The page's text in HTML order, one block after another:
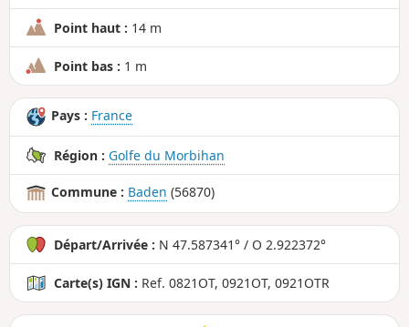
Point haut : 14 m
Point bas : 1 m
Pays : France
Région : Golfe du Morbihan
Commune : Baden (56870)
Départ/Arrivée : N 47.587341° / O 2.922372°
Carte(s) IGN : Ref. 0821OT, 0921OT, 0921OTR